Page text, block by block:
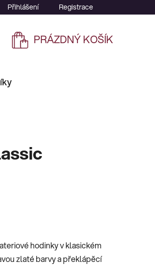
Přihlášení Registrace
NÁKUPNÍ
PRÁZDNÝ KOŠÍK
hodinky v klasickém
zlaté barvy a překlápěcí